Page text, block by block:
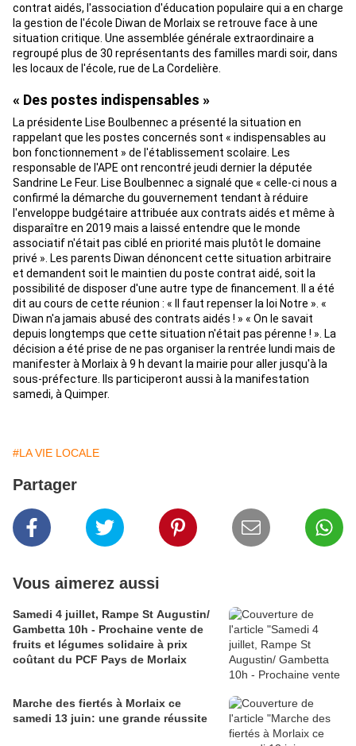
contrat aidés, l'association d'éducation populaire qui a en charge
la gestion de l'école Diwan de Morlaix se retrouve face à une
situation critique. Une assemblée générale extraordinaire a
regroupé plus de 30 représentants des familles mardi soir, dans
les locaux de l'école, rue de La Cordelière.
« Des postes indispensables »
La présidente Lise Boulbennec a présenté la situation en
rappelant que les postes concernés sont « indispensables au
bon fonctionnement » de l'établissement scolaire. Les
responsable de l'APE ont rencontré jeudi dernier la députée
Sandrine Le Feur. Lise Boulbennec a signalé que « celle-ci nous a
confirmé la démarche du gouvernement tendant à réduire
l'enveloppe budgétaire attribuée aux contrats aidés et même à
disparaître en 2019 mais a laissé entendre que le monde
associatif n'était pas ciblé en priorité mais plutôt le domaine
privé ». Les parents Diwan dénoncent cette situation arbitraire
et demandent soit le maintien du poste contrat aidé, soit la
possibilité de disposer d'une autre type de financement. Il a été
dit au cours de cette réunion : « Il faut repenser la loi Notre ». «
Diwan n'a jamais abusé des contrats aidés ! » « On le savait
depuis longtemps que cette situation n'était pas pérenne ! ». La
décision a été prise de ne pas organiser la rentrée lundi mais de
manifester à Morlaix à 9 h devant la mairie pour aller jusqu'à la
sous-préfecture. Ils participeront aussi à la manifestation
samedi, à Quimper.
#LA VIE LOCALE
Partager
Vous aimerez aussi
Samedi 4 juillet, Rampe St Augustin/
Gambetta 10h - Prochaine vente de
fruits et légumes solidaire à prix
coûtant du PCF Pays de Morlaix
Marche des fiertés à Morlaix ce
samedi 13 juin: une grande réussite